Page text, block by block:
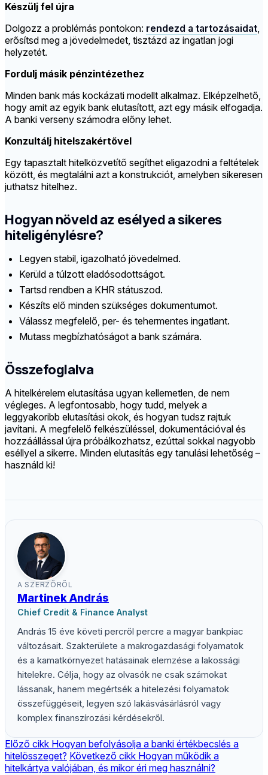
Készülj fel újra
Dolgozz a problémás pontokon: rendezd a tartozásaidat,
erősítsd meg a jövedelmedet, tisztázd az ingatlan jogi
helyzetét.
Fordulj másik pénzintézethez
Minden bank más kockázati modellt alkalmaz. Elképzelhető,
hogy amit az egyik bank elutasított, azt egy másik elfogadja.
A banki verseny számodra előny lehet.
Konzultálj hitelszakértővel
Egy tapasztalt hitelközvetítő segíthet eligazodni a feltételek
között, és megtalálni azt a konstrukciót, amelyben sikeresen
juthatsz hitelhez.
Hogyan növeld az esélyed a sikeres
hiteligénylésre?
Legyen stabil, igazolható jövedelmed.
Kerüld a túlzott eladósodottságot.
Tartsd rendben a KHR státuszod.
Készíts elő minden szükséges dokumentumot.
Válassz megfelelő, per- és tehermentes ingatlant.
Mutass megbízhatóságot a bank számára.
Összefoglalva
A hitelkérelem elutasítása ugyan kellemetlen, de nem
végleges. A legfontosabb, hogy tudd, melyek a
leggyakoribb elutasítási okok, és hogyan tudsz rajtuk
javítani. A megfelelő felkészüléssel, dokumentációval és
hozzáállással újra próbálkozhatsz, ezúttal sokkal nagyobb
eséllyel a sikerre. Minden elutasítás egy tanulási lehetőség –
használd ki!
A SZERZŐRŐL
Martinek András
Chief Credit & Finance Analyst
András 15 éve követi percről percre a magyar bankpiac
változásait. Szakterülete a makrogazdasági folyamatok
és a kamatkörnyezet hatásainak elemzése a lakossági
hitelekre. Célja, hogy az olvasók ne csak számokat
lássanak, hanem megértsék a hitelezési folyamatok
összefüggéseit, legyen szó lakásvásárlásról vagy
komplex finanszírozási kérdésekről.
Előző cikk Hogyan befolyásolja a banki értékbecslés a
hitelösszeget? Következő cikk Hogyan működik a
hitelkártya valójában, és mikor éri meg használni?